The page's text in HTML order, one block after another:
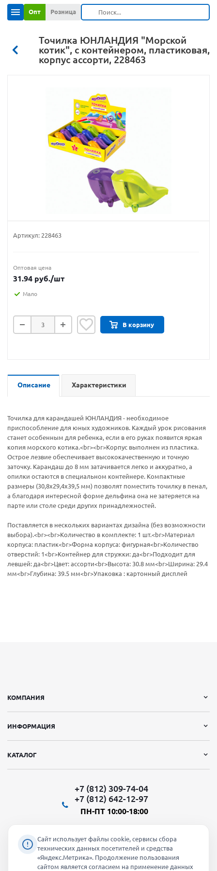
Опт Розница
Точилка ЮНЛАНДИЯ "Морской
котик", с контейнером, пластиковая,
корпус ассорти, 228463
Артикул: 228463
Оптовая цена
31.94 руб./шт
Мало
В корзину
Описание Характеристики
Точилка для карандашей ЮНЛАНДИЯ - необходимое
приспособление для юных художников. Каждый урок рисования
станет особенным для ребенка, если в его руках появится яркая
копия морского котика.<br><br>Корпус выполнен из пластика.
Острое лезвие обеспечивает высококачественную и точную
заточку. Карандаш до 8 мм затачивается легко и аккуратно, а
опилки остаются в специальном контейнере. Компактные
размеры (30,8х29,4х39,5 мм) позволят поместить точилку в пенал,
а благодаря интересной форме дельфина она не затеряется на
парте или столе среди других принадлежностей.
Поставляется в нескольких вариантах дизайна (без возможности
выбора).<br><br>Количество в комплекте: 1 шт.<br>Материал
корпуса: пластик<br>Форма корпуса: фигурная<br>Количество
отверстий: 1<br>Контейнер для стружки: да<br>Подходит для
левшей: да<br>Цвет: ассорти<br>Высота: 30.8 мм<br>Ширина: 29.4
мм<br>Глубина: 39.5 мм<br>Упаковка : картонный дисплей
КОМПАНИЯ
ИНФОРМАЦИЯ
КАТАЛОГ
+7 (812) 309-74-04
+7 (812) 642-12-97
ПН-ПТ 10:00-18:00
Мы в социальных сетях:
Сайт использует файлы cookie, сервисы сбора
технических данных посетителей и средства
«Яндекс.Метрика». Продолжение пользования
сайтом является согласием на применение данных